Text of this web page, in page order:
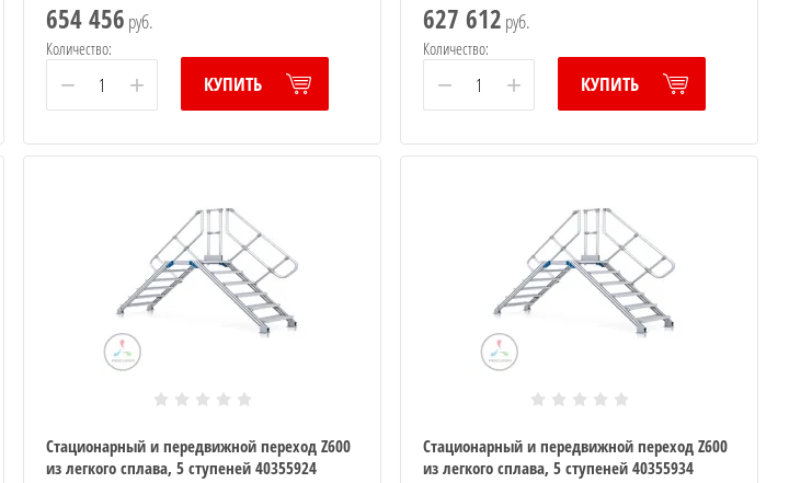
654 456 руб.
Количество:
− + КУПИТЬ
627 612 руб.
Количество:
− + КУПИТЬ
Стационарный и передвижной переход Z600
из легкого сплава, 5 ступеней 40355924
Стационарный и передвижной переход Z600
из легкого сплава, 5 ступеней 40355934